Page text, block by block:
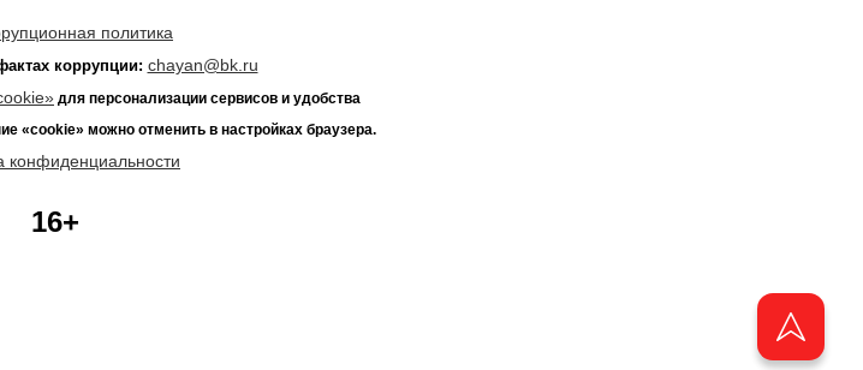
политика
коррупции: chayan@bk.ru
для персонализации сервисов и удобства
«cookie» можно отменить в настройках браузера.
конфиденциальности
16+